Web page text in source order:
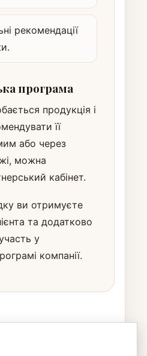
рекомендації
програма
продукція і
її
або через
можна
кабінет.
ви отримуєте
та додатково
у
компанії.
швидко